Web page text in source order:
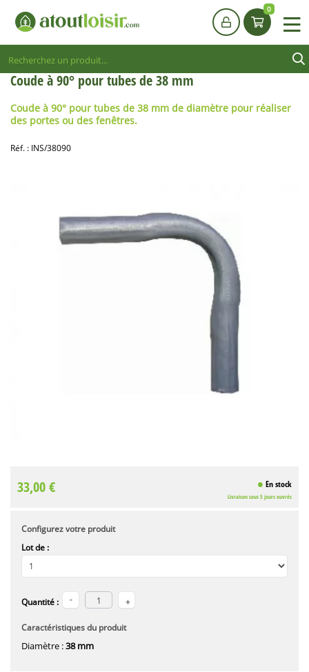
Coude à 90° pour tubes de 38 mm
Coude à 90° pour tubes de 38 mm de diamètre pour réaliser
des portes ou des fenêtres.
Réf. : INS/38090
33,00 € En stock
Livraison sous 5 jours ouvrés
Configurez votre produit
Lot de :
Quantité :
Caractéristiques du produit
Diamètre :38 mm
0